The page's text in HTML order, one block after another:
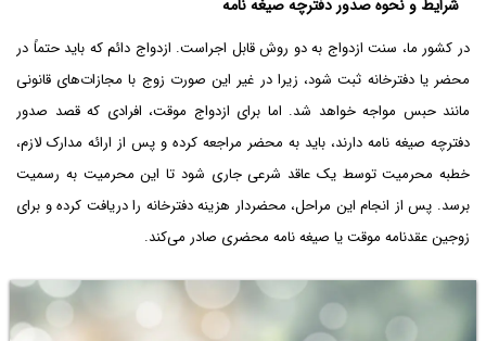
شرایط و نحوه صدور دفترچه صیغه نامه
در کشور ما، سنت ازدواج به دو روش قابل اجراست. ازدواج دائم که باید حتماً در
محضر یا دفترخانه ثبت شود، زیرا در غیر این صورت زوج با مجازات‌های قانونی
مانند حبس مواجه خواهد شد. اما برای ازدواج موقت، افرادی که قصد صدور
دفترچه صیغه نامه دارند، باید به محضر مراجعه کرده و پس از ارائه مدارک لازم،
خطبه محرمیت توسط یک عاقد شرعی جاری شود تا این محرمیت به رسمیت
برسد. پس از انجام این مراحل، محضردار هزینه دفترخانه را دریافت کرده و برای
زوجین عقدنامه موقت یا صیغه نامه محضری صادر می‌کند.